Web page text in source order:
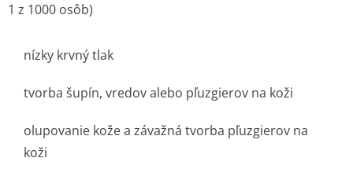
1 z 1000 osôb)
nízky krvný tlak
tvorba šupín, vredov alebo pľuzgierov na koži
olupovanie kože a závažná tvorba pľuzgierov na
koži